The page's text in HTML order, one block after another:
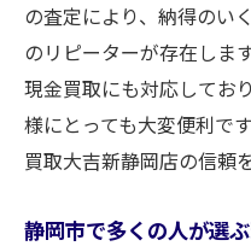
の査定により、納得のい
のリピーターが存在しま
現金買取にも対応してお
様にとっても大変便利で
買取大吉新静岡店の信頼
静岡市で多くの人が選